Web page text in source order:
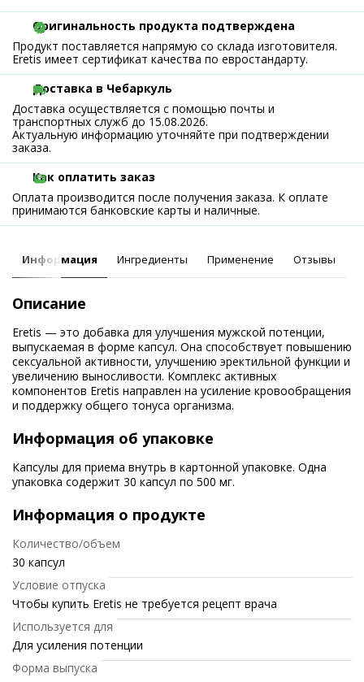
Оригинальность продукта подтверждена
Продукт поставляется напрямую со склада изготовителя.
Eretis имеет сертификат качества по евростандарту.
Доставка в Чебаркуль
Доставка осуществляется с помощью почты и
транспортных служб до 15.08.2026.
Актуальную информацию уточняйте при подтверждении
заказа.
Как оплатить заказ
Оплата производится после получения заказа. К оплате
принимаются банковские карты и наличные.
Информация Ингредиенты Применение Отзывы
Описание
Eretis — это добавка для улучшения мужской потенции,
выпускаемая в форме капсул. Она способствует повышению
сексуальной активности, улучшению эректильной функции и
увеличению выносливости. Комплекс активных
компонентов Eretis направлен на усиление кровообращения
и поддержку общего тонуса организма.
Информация об упаковке
Капсулы для приема внутрь в картонной упаковке. Одна
упаковка содержит 30 капсул по 500 мг.
Информация о продукте
Количество/объем
30 капсул
Условие отпуска
Чтобы купить Eretis не требуется рецепт врача
Используется для
Для усиления потенции
Форма выпуска